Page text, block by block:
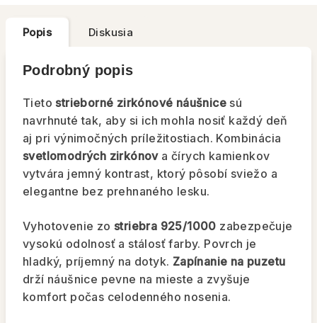
Popis Diskusia
Podrobný popis
Tietostrieborné zirkónové náušnice sú
navrhnuté tak, aby si ich mohla nosiť každý deň
aj pri výnimočných príležitostiach. Kombinácia
svetlomodrých zirkónova čírych kamienkov
vytvára jemný kontrast, ktorý pôsobí sviežo a
elegantne bez prehnaného lesku.
Vyhotovenie zo striebra 925/1000 zabezpečuje
vysokú odolnosť a stálosť farby. Povrch je
hladký, príjemný na dotyk. Zapínanie na puzetu
drží náušnice pevne na mieste a zvyšuje
komfort počas celodenného nosenia.